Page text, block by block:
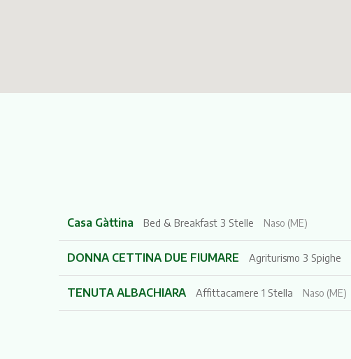
Casa Gàttina Bed & Breakfast 3 Stelle Naso (ME)
DONNA CETTINA DUE FIUMARE Agriturismo 3 Spighe
TENUTA ALBACHIARA Affittacamere 1 Stella Naso (ME)